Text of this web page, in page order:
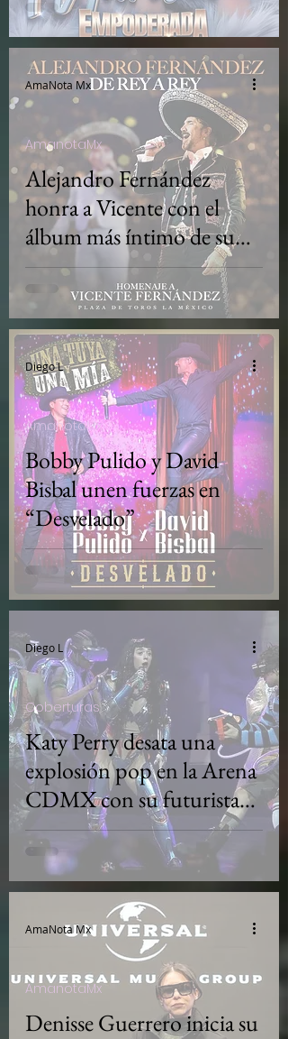
Alejandro Fernández
honra a Vicente con el
álbum más íntimo de su
carrera: De Rey a Rey
AmanotaMx
AmaNota Mx
Bobby Pulido y David
Bisbal unen fuerzas en
“Desvelado”
AmanotaMx
Diego L
Katy Perry desata una
explosión pop en la Arena
CDMX con su futurista
The Lifetimes Tour
Coberturas
Diego L
Denisse Guerrero inicia su
AmanotaMx
AmaNota Mx